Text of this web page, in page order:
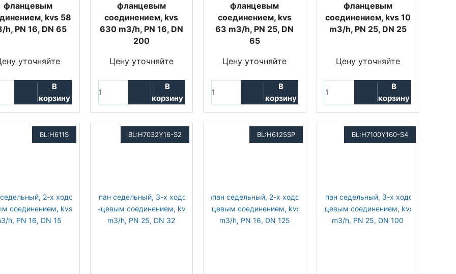
фланцевым
kvs 58
h, PN 16, DN 65
уточняйте
В
корзину
фланцевым
соединением, kvs
630 m3/h, PN 16, DN
200
Цену уточняйте
В
корзину
фланцевым
соединением, kvs
63 m3/h, PN 25, DN
65
Цену уточняйте
В
корзину
фланцевым
соединением, kvs 10
m3/h, PN 25, DN 25
Цену уточняйте
В
корзину
BL:H611S BL:H7032Y16-S2 BL:H6125SP BL:H7100Y160-S4